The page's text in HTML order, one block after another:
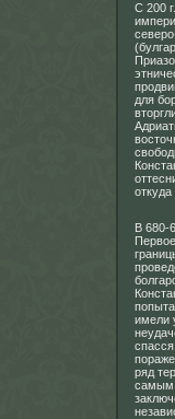
С 200
для
В 680-
имели
ряд
самым